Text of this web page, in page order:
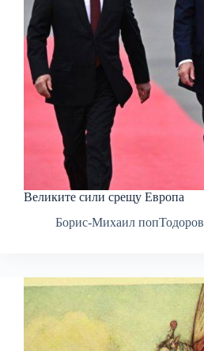
Великите сили срещу Европа
Борис-Михаил попТодоров